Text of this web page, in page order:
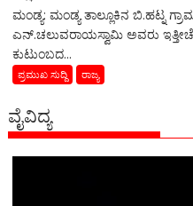
ಮಂಡ್ಯ: ಮಂಡ್ಯ ತಾಲ್ಲೂಕಿನ ಬಿ.ಹಟ್ನ
ಎನ್.ಚಲುವರಾಯಸ್ವಾಮಿ ಅವರು
ಕುಟುಂಬದ...
ಪ್ರಮುಖ ಸುದ್ದಿ ರಾಜ್ಯ
ವೈವಿದ್ಯ